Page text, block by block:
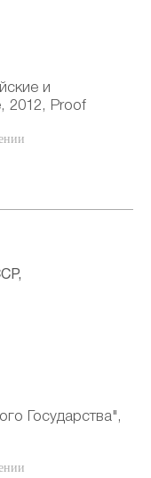
и
2012, Proof
Государства",